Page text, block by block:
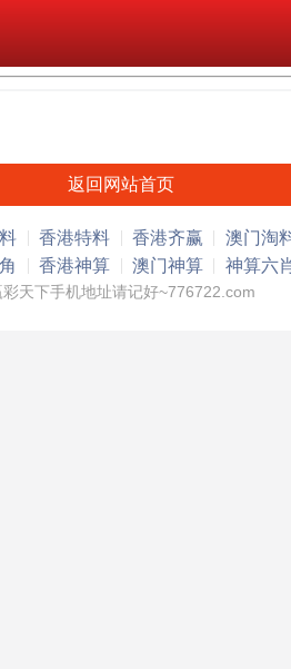
返回网站首页
香港特料 香港齐赢
澳门淘
香港神算 澳门神算 神算六
彩天下手机地址请记好~776722.com